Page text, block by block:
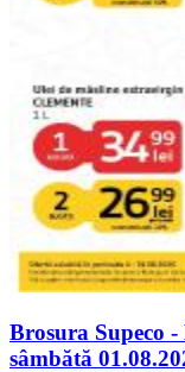
Brosura Supeco
sâmbătă